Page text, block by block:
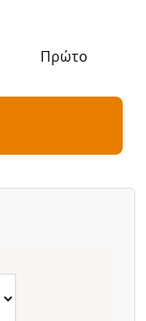
Πρώτο